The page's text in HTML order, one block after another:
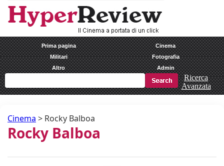
Prima pagina
Cinema
Militari
Fotografia
Altro
Admin
Ricerca
Avanzata
Cinema > Rocky Balboa
Rocky Balboa